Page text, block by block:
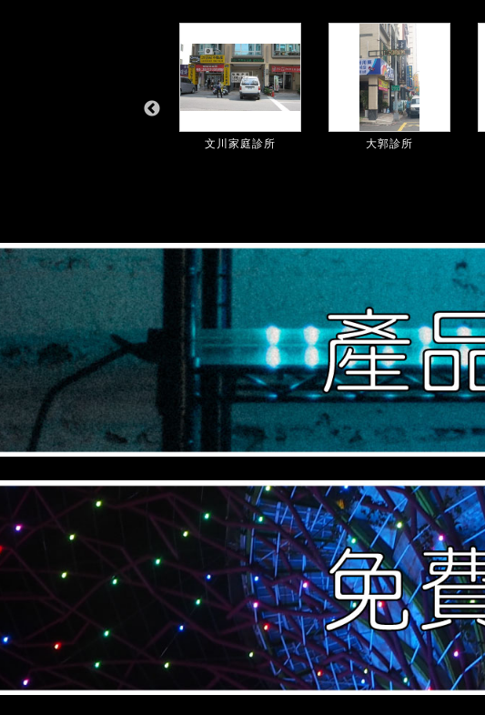
文川家庭診所 大郭診所